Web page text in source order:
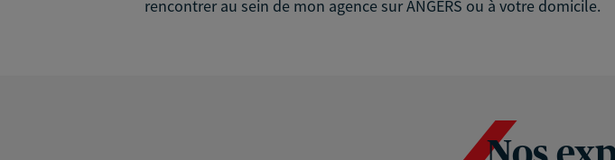
rencontrer au sein de mon agence sur ANGERS ou à votre domicile.